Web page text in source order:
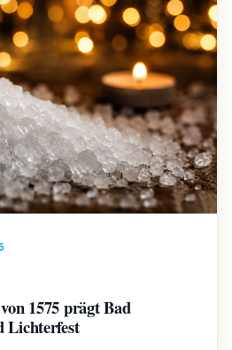
1575 prägt Bad
Lichterfest